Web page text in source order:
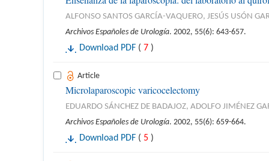
ALFONSO SANTOS GARCÍA-VAQUERO, JESÚS USÓN
Archivos Españoles de Urología. 2002, 55(6): 643-657.
Download PDF ( 7 )
Article
Microlaparoscopic varicocelectomy
EDUARDO SÁNCHEZ DE BADAJOZ, ADOLFO JIMÉNEZ
Archivos Españoles de Urología. 2002, 55(6): 659-664.
Download PDF ( 5 )